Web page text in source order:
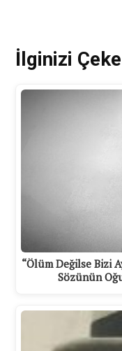
İlginizi
“Ölüm Değilse Bizi
Sözünün